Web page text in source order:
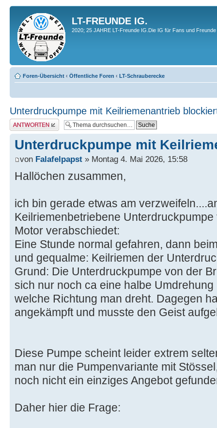
LT-FREUNDE IG.
2020; 25 JAHRE LT-Freunde IG.Die IG für Fans und
Foren-Übersicht ‹ Öffentliche Foren ‹ LT-Schrauberecke
Unterdruckpumpe mit Keilriemenantrieb
Antwort erstellen
Unterdruckpumpe mit
von Falafelpapst » Montag 4. Mai 2026, 15:58
Hallöchen zusammen,
ich bin gerade etwas am
Keilriemenbetriebene
Motor verabschiedet:
Eine Stunde normal gefahren, dann
und gequalme: Keilriemen der
Grund: Die Unterdruckpumpe von der
sich nur noch ca eine halbe
welche Richtung man dreht. Dagegen
angekämpft und musste den Geist
Diese Pumpe scheint leider extrem
man nur die Pumpenvariante mit
noch nicht ein einziges Angebot
Daher hier die Frage: